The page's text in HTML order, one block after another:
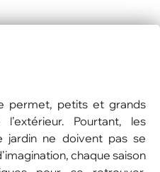
permet, petits et grands
Pourtant, les
jardin ne doivent pas se
chaque saison